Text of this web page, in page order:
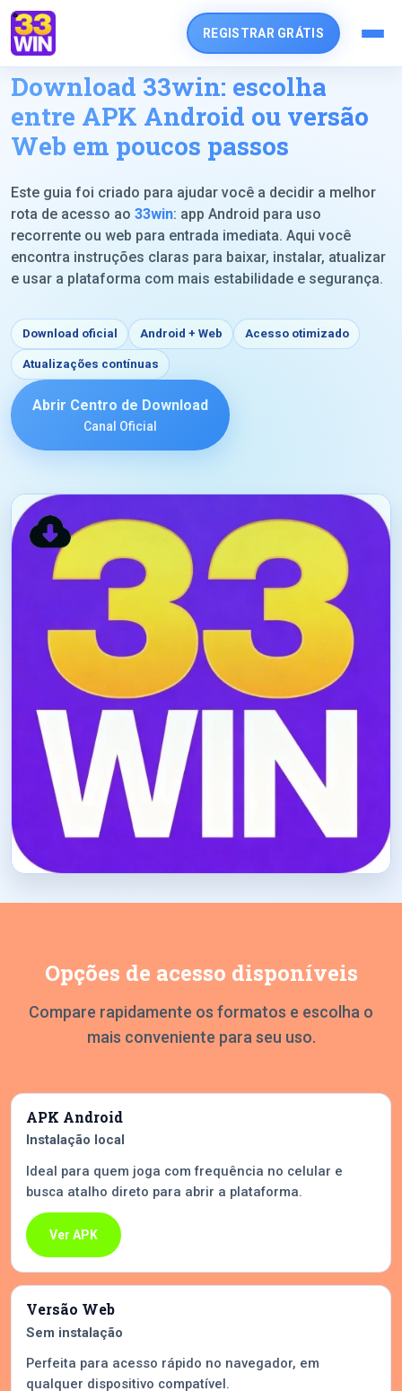
REGISTRAR GRÁTIS
Download 33win: escolha
entre APK Android ou versão
Web em poucos passos
Este guia foi criado para ajudar você a decidir a melhor
rota de acesso ao 33win: app Android para uso
recorrente ou web para entrada imediata. Aqui você
encontra instruções claras para baixar, instalar, atualizar
e usar a plataforma com mais estabilidade e segurança.
Download oficial Android + Web Acesso otimizado
Atualizações contínuas
Abrir Centro de Download
Canal Oficial
Opções de acesso disponíveis
Compare rapidamente os formatos e escolha o
mais conveniente para seu uso.
APK Android
Instalação local
Ideal para quem joga com frequência no celular e
busca atalho direto para abrir a plataforma.
Ver APK
Versão Web
Sem instalação
Perfeita para acesso rápido no navegador, em
qualquer dispositivo compatível.